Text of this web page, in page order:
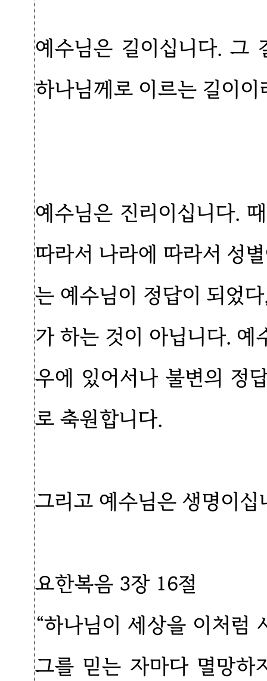
예수님은 길이십니다. 그
하나님께로 이르는 길이
예수님은 진리이십니다.
따라서 나라에 따라서 성
는 예수님이 정답이 되었
가 하는 것이 아닙니다. 예
우에 있어서나 불변의 정
로 축원합니다.
그리고 예수님은 생명이십
요한복음 3장 16절
“하나님이 세상을 이처럼
그를 믿는 자마다 멸망하